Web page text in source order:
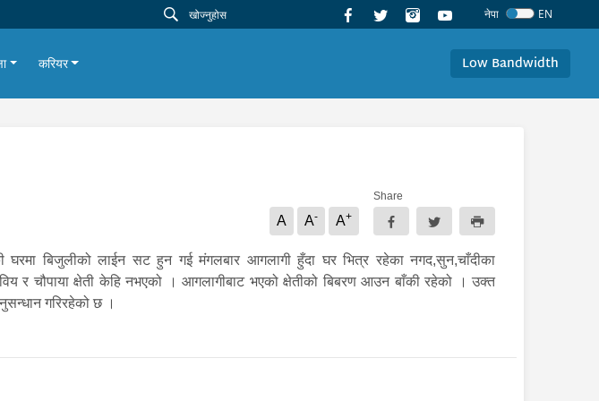
नेपा EN
करियर Low Bandwidth
A A- A+
Share
घरमा बिजुलीको लाईन सट हुन गई मंगलबार आगलागी हुँदा घर भित्र रहेका नगद,सुन,चाँदीका
र चौपाया क्षेती केहि नभएको । आगलागीबाट भएको क्षेतीको बिबरण आउन बाँकी रहेको । उक्त
गरिरहेको छ ।